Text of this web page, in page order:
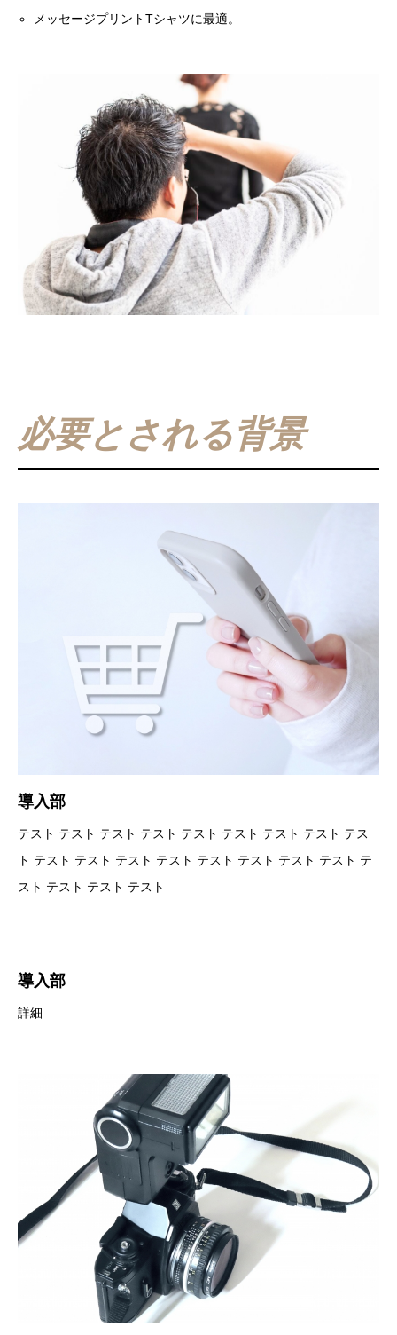
メッセージプリントTシャツに最適。
必要とされる背景
導入部
テスト テスト テスト テスト テスト テスト テスト テスト テス
ト テスト テスト テスト テスト テスト テスト テスト テスト テ
スト テスト テスト テスト
導入部
詳細